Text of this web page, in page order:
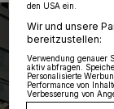
den USA ein.
Wir und unsere
bereitzustellen:
Verwendung genauer
aktiv abfragen.
Personalisierte
Performance von
Verbesserung von